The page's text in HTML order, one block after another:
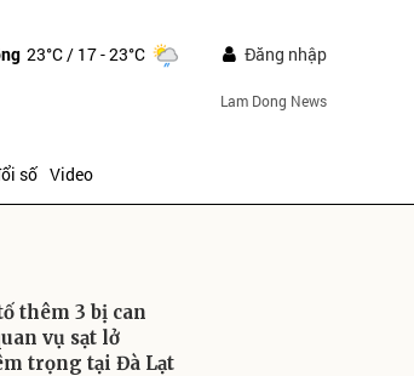
23°C/ 17 - 23°C Đăng nhập
Lam Dong News
số Video
thêm 3 bị can
vụ sạt lở
trọng tại Đà Lạt